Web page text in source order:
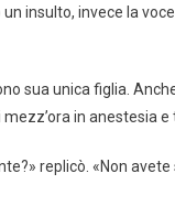
insulto, invece la
sua unica figlia.
mezz’ora in anestesia
replicò. «Non